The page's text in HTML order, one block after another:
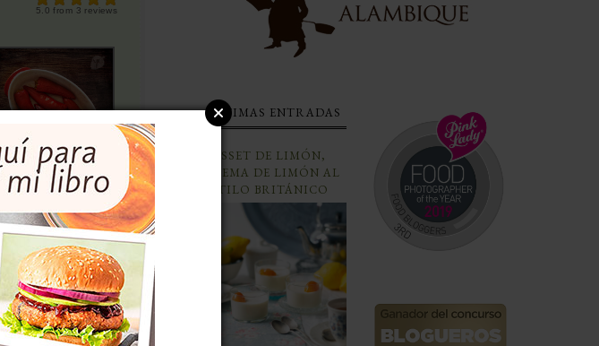
5.0 from 3 reviews
Imprimir
ÚLTIMAS ENTRADAS
POSSET DE LIMÓN,
CREMA DE LIMÓN AL
ESTILO BRITÁNICO